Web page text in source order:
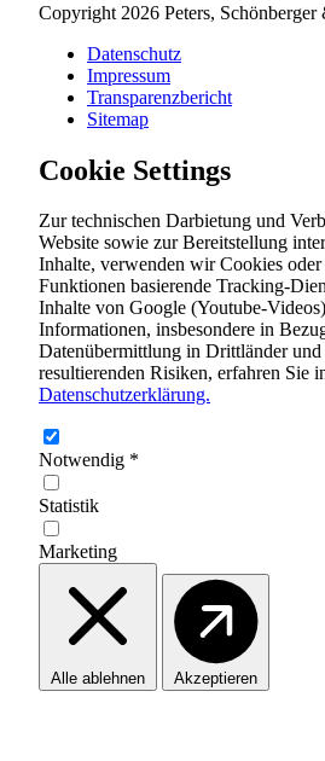
Copyright 2026 Peters, Schönberger
Datenschutz
Impressum
Transparenzbericht
Sitemap
Cookie Settings
Zur technischen Darbietung und
Website sowie zur Bereitstellung
Inhalte, verwenden wir Cookies
Funktionen basierende Tracking-
Inhalte von Google (Youtube-
Informationen, insbesondere in
Datenübermittlung in Drittländer und
resultierenden Risiken, erfahren Sie
Datenschutzerklärung.
Notwendig *
Statistik
Marketing
Alle ablehnen Akzeptieren